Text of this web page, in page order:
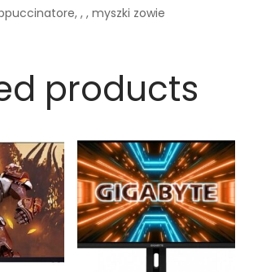
, , myszki zowie
products